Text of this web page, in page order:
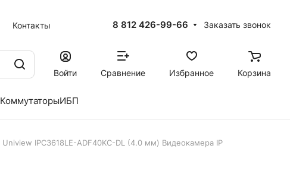
Контакты 8 812 426-99-66 Заказать звонок
Войти
Сравнение Избранное Корзина
КоммутаторыИБП
Uniview IPC3618LE-ADF40KC-DL (4.0 мм) Видеокамера IP